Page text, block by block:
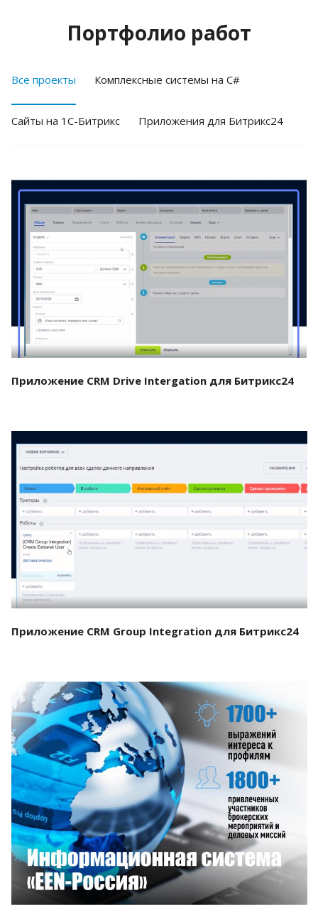
Портфолио работ
Все проекты Комплексные системы на C#
Cайты на 1С-Битрикс Приложения для Битрикс24
Смотреть проект
Приложение CRM Drive Intergation для Битрикс24
Смотреть проект
Приложение CRM Group Integration для Битрикс24
Смотреть проект